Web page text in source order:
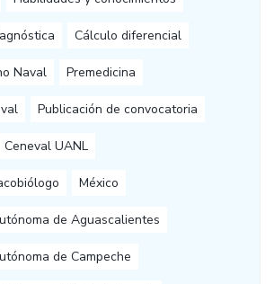
Cálculo diferencial
Naval Premedicina
Publicación de convocatoria
Ceneval UANL
México
de Aguascalientes
de Campeche